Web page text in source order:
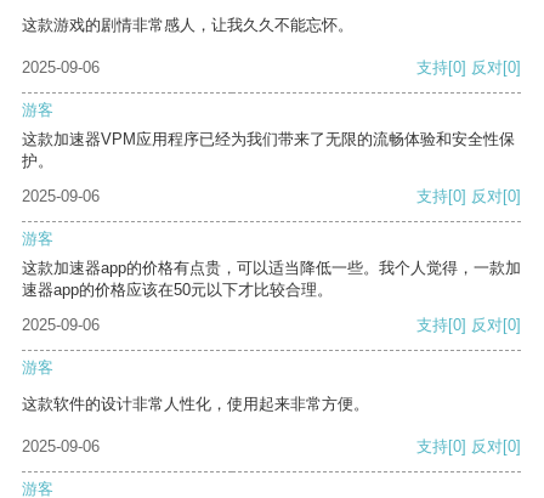
这款游戏的剧情非常感人，让我久久不能忘怀。
2025-09-06 支持[0] 反对[0]
游客
这款加速器VPM应用程序已经为我们带来了无限的流畅体验和安全性保
护。
2025-09-06
支持[0] 反对[0]
游客
这款加速器app的价格有点贵，可以适当降低一些。我个人觉得，一款加
速器app的价格应该在50元以下才比较合理。
2025-09-06
支持[0] 反对[0]
游客
这款软件的设计非常人性化，使用起来非常方便。
2025-09-06 支持[0] 反对[0]
游客